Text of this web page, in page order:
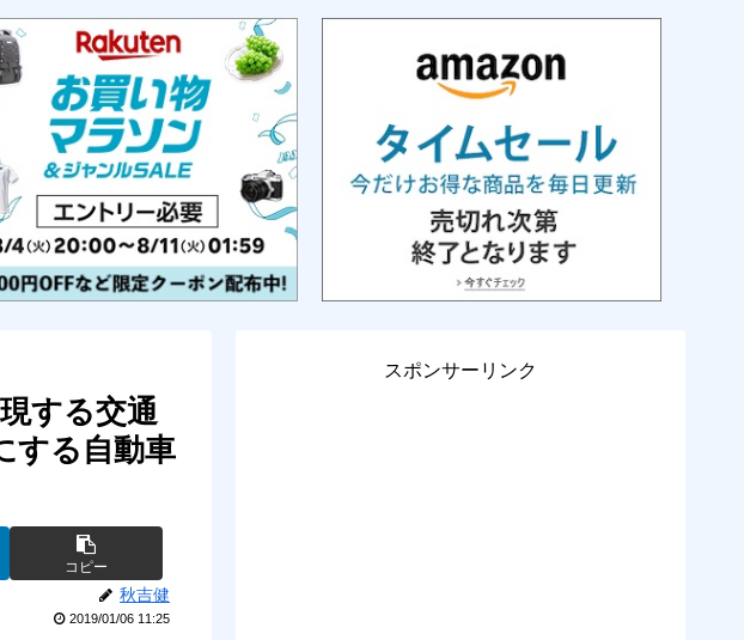
する交通
する自動車
コピー
秋吉健
2019/01/06 11:25
スポンサーリンク